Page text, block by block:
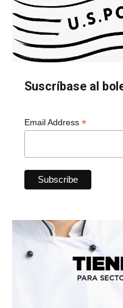
Suscríbase al
Email Address *